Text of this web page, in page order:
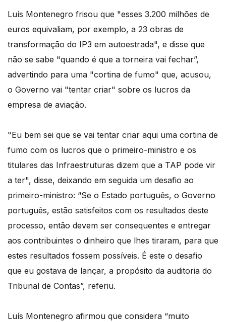
Luís Montenegro frisou que "esses 3.200 milhões de
euros equivaliam, por exemplo, a 23 obras de
transformação do IP3 em autoestrada", e disse que
não se sabe "quando é que a torneira vai fechar”,
advertindo para uma "cortina de fumo" que, acusou,
o Governo vai "tentar criar" sobre os lucros da
empresa de aviação.
"Eu bem sei que se vai tentar criar aqui uma cortina de
fumo com os lucros que o primeiro-ministro e os
titulares das Infraestruturas dizem que a TAP pode vir
a ter", disse, deixando em seguida um desafio ao
primeiro-ministro: “Se o Estado português, o Governo
português, estão satisfeitos com os resultados deste
processo, então devem ser consequentes e entregar
aos contribuintes o dinheiro que lhes tiraram, para que
estes resultados fossem possíveis. É este o desafio
que eu gostava de lançar, a propósito da auditoria do
Tribunal de Contas”, referiu.
Luís Montenegro afirmou que considera “muito